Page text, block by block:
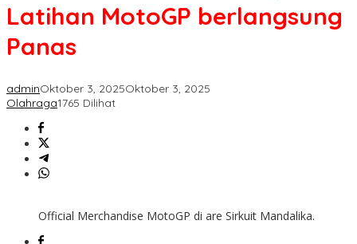
berlangsung
Latihan MotoGP berlangsung
Panas
adminOktober 3, 2025Oktober 3, 2025
Olahraga1765 Dilihat
Official Merchandise MotoGP di are Sirkuit Mandalika.